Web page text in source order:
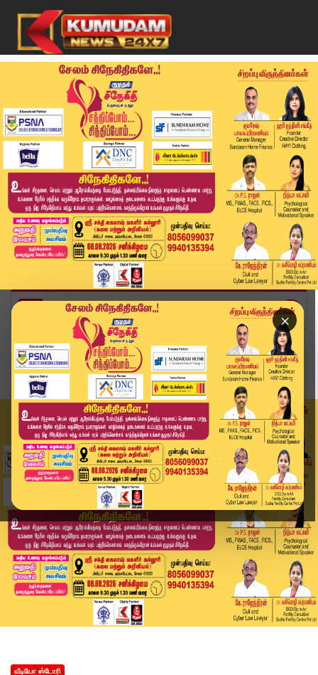
×
Home
வீடியோ ஸ்டோரி
பிறப்பு சான்றிதழில் மோசடி.. மோனாலிசா கணவர் மீது...
வீடியோ ஸ்டோரி